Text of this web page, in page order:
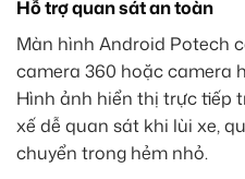
Hỗ trợ quan sát an toàn
Màn hình Android Potech
camera 360 hoặc camera
Hình ảnh hiển thị trực tiếp
xế dễ quan sát khi lùi xe,
chuyển trong hẻm nhỏ.